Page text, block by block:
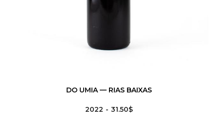
DO UMIA — RIAS BAIXAS
2022 31.50$